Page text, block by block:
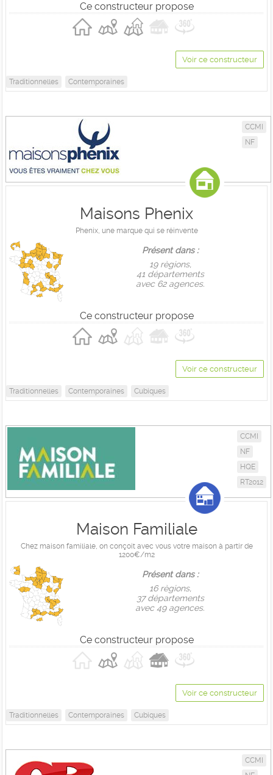
Ce constructeur propose
Voir ce constructeur
Traditionnelles Contemporaines
CCMI
NF
Maisons Phenix
Phenix, une marque qui se réinvente
Présent dans :
19 règions,
41 départements
avec 62 agences.
Ce constructeur propose
Voir ce constructeur
Traditionnelles Contemporaines Cubiques
CCMI
NF
HQE
RT2012
Maison Familiale
Chez maison familiale, on conçoit avec vous votre maison à partir de
1200€/m2
Présent dans :
16 règions,
37 départements
avec 49 agences.
Ce constructeur propose
Voir ce constructeur
Traditionnelles Contemporaines Cubiques
CCMI